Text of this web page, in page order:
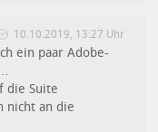
10.10.2019, 13:27 Uhr
ein paar Adobe-
die Suite
nicht an die